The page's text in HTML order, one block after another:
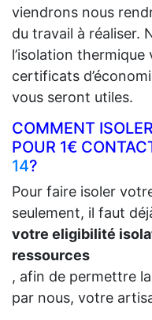
viendrons nous
du travail à réaliser.
l’isolation
certificats
vous seront utiles.
COMMENT
POUR 1€
14?
Pour faire isoler
seulement, il faut
votre eligibilité
ressources
, afin de permettre
par nous, votre